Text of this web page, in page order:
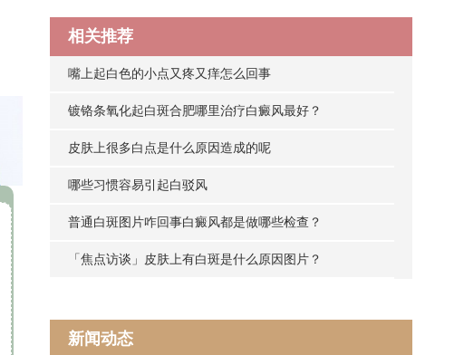
相关推荐
嘴上起白色的小点又疼又痒怎么回事
镀铬条氧化起白斑合肥哪里治疗白癜风最好？
皮肤上很多白点是什么原因造成的呢
哪些习惯容易引起白驳风
普通白斑图片咋回事白癜风都是做哪些检查？
「焦点访谈」皮肤上有白斑是什么原因图片？
新闻动态